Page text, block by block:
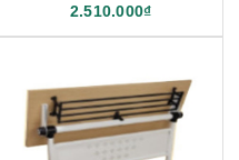
2.510.000₫